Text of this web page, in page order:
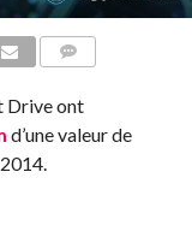
Drive ont
d’une valeur de